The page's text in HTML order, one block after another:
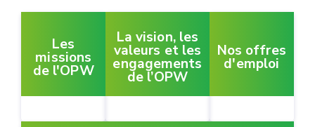
Les
missions
de l'OPW
La vision, les
valeurs et les
engagements
de l’OPW
Nos offres
d'emploi